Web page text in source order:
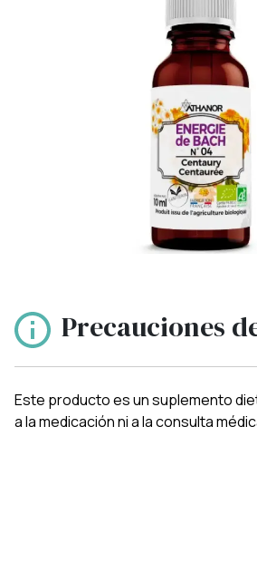
Precauciones
Este producto es un suplemento
a la medicación ni a la consulta